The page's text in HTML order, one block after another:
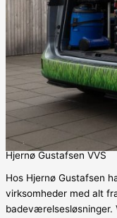
Hjernø Gustafsen VVS
Hos Hjernø Gustafsen
virksomheder med alt
badeværelsesløsninger.